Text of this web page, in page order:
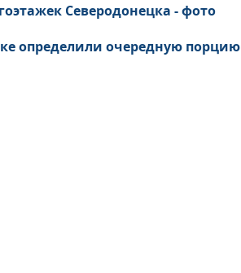
Северодонецка - фото
определили очередную порцию